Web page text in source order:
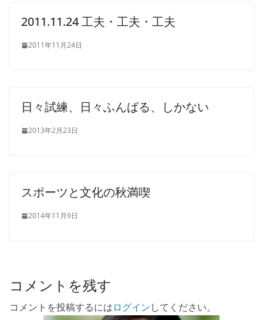
2011.11.24 工夫・工夫・工夫
2011年11月24日
日々試練、日々ふんばる、しかない
2013年2月23日
スポーツと文化の秋満喫
2014年11月9日
コメントを残す
コメントを投稿するにはログインしてください。